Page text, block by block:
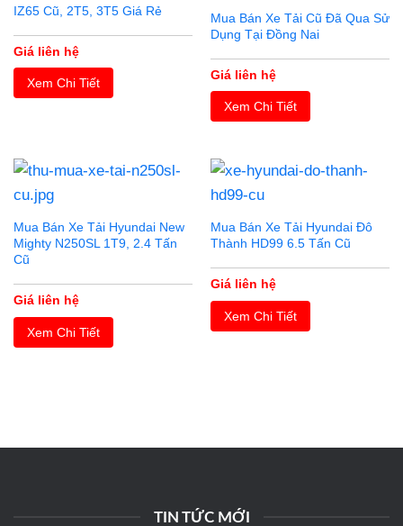
IZ65 Cũ, 2T5, 3T5 Giá Rẻ
Giá liên hệ
Xem Chi Tiết
Mua Bán Xe Tải Cũ Đã Qua Sử
Dụng Tại Đồng Nai
Giá liên hệ
Xem Chi Tiết
Mua Bán Xe Tải Hyundai New
Mighty N250SL 1T9, 2.4 Tấn
Cũ
Giá liên hệ
Xem Chi Tiết
Mua Bán Xe Tải Hyundai Đô
Thành HD99 6.5 Tấn Cũ
Giá liên hệ
Xem Chi Tiết
TIN TỨC MỚI